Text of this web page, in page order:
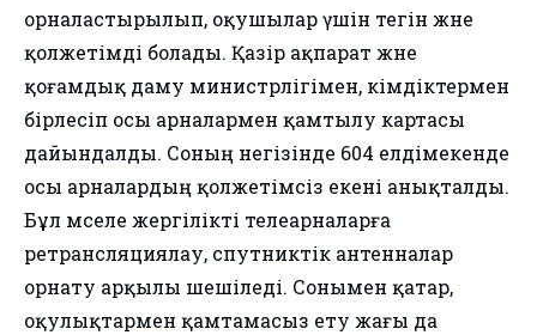
орналастырылып, оқушылар үшін тегін және
қолжетімді болады. Қазір ақпарат және
қоғамдық даму министрлігімен, әкімдіктермен
бірлесіп осы арналармен қамтылу картасы
дайындалды. Соның негізінде 604 елдімекенде
осы арналардың қолжетімсіз екені анықталды.
Бұл мәселе жергілікті телеарналарға
ретрансляциялау, спутниктік антенналар
орнату арқылы шешіледі. Сонымен қатар,
оқулықтармен қамтамасыз ету жағы да